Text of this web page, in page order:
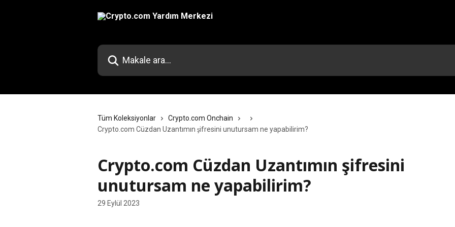
Makale ara...
Tüm Koleksiyonlar
Crypto.com Onchain
Crypto.com Cüzdan Uzantımın şifresini unutursam ne yapabilirim?
Crypto.com Cüzdan Uzantımın şifresini
unutursam ne yapabilirim?
29 Eylül 2023